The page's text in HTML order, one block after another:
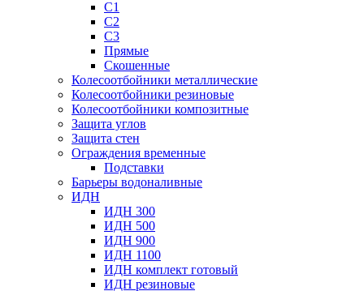
С1
С2
С3
Прямые
Скошенные
Колесоотбойники металлические
Колесоотбойники резиновые
Колесоотбойники композитные
Защита углов
Защита стен
Ограждения временные
Подставки
Барьеры водоналивные
ИДН
ИДН 300
ИДН 500
ИДН 900
ИДН 1100
ИДН комплект готовый
ИДН резиновые